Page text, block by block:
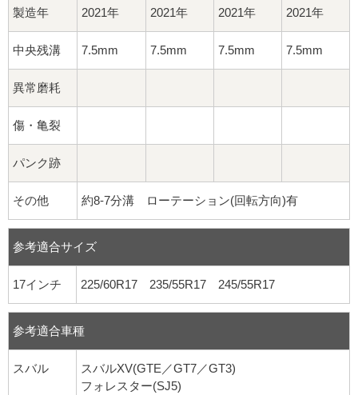
製造年 2021年 2021年 2021年 2021年
中央残溝 7.5mm 7.5mm 7.5mm 7.5mm
異常磨耗
傷・亀裂
パンク跡
その他 約8-7分溝 ローテーション(回転方向)有
参考適合サイズ
17インチ 225/60R17 235/55R17 245/55R17
参考適合車種
スバル
スバルXV(GTE／GT7／GT3)
フォレスター(SJ5)